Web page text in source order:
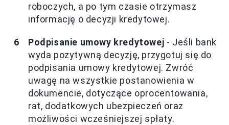
roboczych, a po tym czasie otrzymasz
informację o decyzji kredytowej.
Podpisanie umowy kredytowej - Jeśli bank
wyda pozytywną decyzję, przygotuj się do
podpisania umowy kredytowej. Zwróć
uwagę na wszystkie postanowienia w
dokumencie, dotyczące oprocentowania,
rat, dodatkowych ubezpieczeń oraz
możliwości wcześniejszej spłaty.